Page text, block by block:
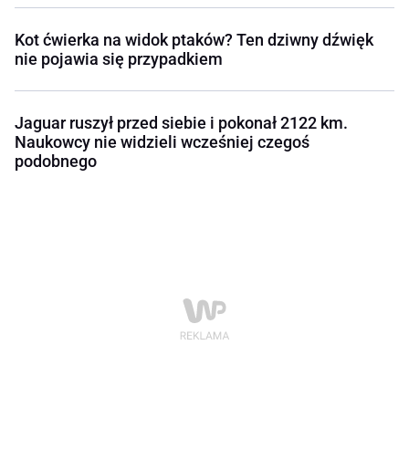
Kot ćwierka na widok ptaków? Ten dziwny dźwięk
nie pojawia się przypadkiem
Jaguar ruszył przed siebie i pokonał 2122 km.
Naukowcy nie widzieli wcześniej czegoś
podobnego